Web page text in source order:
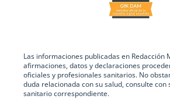
Las informaciones publicadas en Redacción
afirmaciones, datos y declaraciones
oficiales y profesionales sanitarios. No
duda relacionada con su salud, consulte con
sanitario correspondiente.